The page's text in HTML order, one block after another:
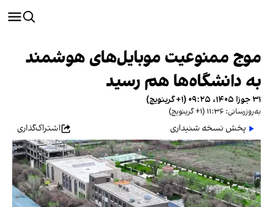
موج ممنوعیت موبایل‌های هوشمند
به دانشگاه‌ها هم رسید
۳۱ جوزا ۱۴۰۵، ۰۹:۲۵ (‎+۱ گرینویچ)
به‌روزرسانی: ۱۱:۳۶ (‎+۱ گرینویچ)
پخش نسخه شنیداری اشتراک‌گذاری